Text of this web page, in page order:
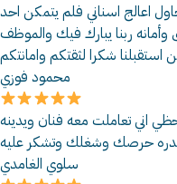
اعالج اسناني فلم يتمكن احد
ربنا يبارك فيك والموظف
استقبلنا شكرا لثقتكم وامانتكم
محمود فوزي
اني تعاملت معه فنان ويدينه
حرصك وشغلك وتشكر عليه
سلوي الغامدي